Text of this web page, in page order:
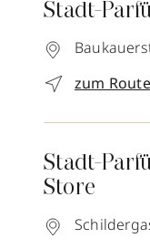
Stadt-
zum
Stadt-
Store